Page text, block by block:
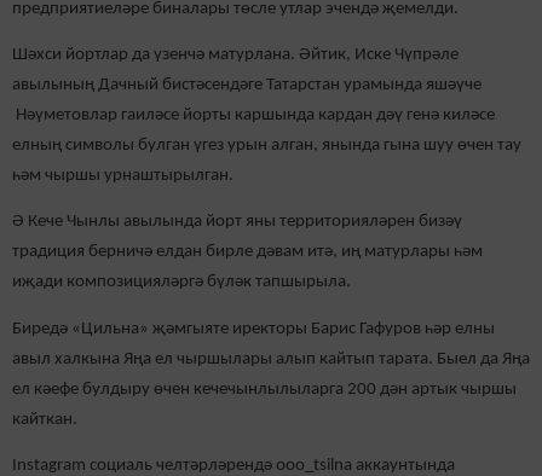
предприятиеләре биналары төсле утлар эчендә җемелди.
Шәхси йортлар да үзенчә матурлана. Әйтик, Иске Чүпрәле
авылының Дачный бистәсендәге Татарстан урамында яшәүче
Нәүметовлар гаиләсе йорты каршында кардан дәү генә киләсе
елның символы булган үгез урын алган, янында гына шуу өчен тау
һәм чыршы урнаштырылган.
Ә Кече Чынлы авылында йорт яны территорияләрен бизәү
традиция берничә елдан бирле дәвам итә, иң матурлары һәм
иҗади композицияләргә бүләк тапшырыла.
Биредә «Цильна» җәмгыяте иректоры Барис Гафуров һәр елны
авыл халкына Яңа ел чыршылары алып кайтып тарата. Быел да Яңа
ел кәефе булдыру өчен кечечынлылыларга 200 дән артык чыршы
кайткан.
Instagram социаль челтәрләрендә оoo_tsilna аккаунтында